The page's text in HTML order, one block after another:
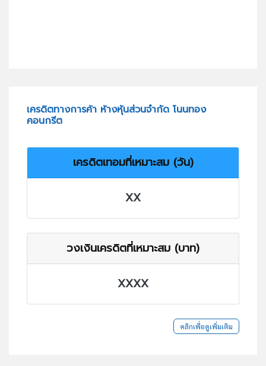
เครดิตทางการค้า ห้างหุ้นส่วนจำกัด โนนทอง
คอนกรีต
เครดิตเทอมที่เหมาะสม (วัน)
XX
วงเงินเครดิตที่เหมาะสม (บาท)
XXXX
คลิกเพื่อดูเพิ่มเติม